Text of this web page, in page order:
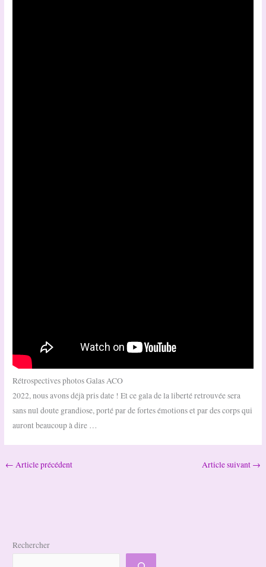
Rétrospectives photos Galas ACO
2022, nous avons déjà pris date ! Et ce gala de la liberté retrouvée sera
sans nul doute grandiose, porté par de fortes émotions et par des corps qui
auront beaucoup à dire …
← Article précédent Article suivant →
Rechercher